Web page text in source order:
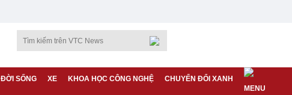
ĐỜI SỐNG XE KHOA HỌC CÔNG NGHỆ CHUYỂN ĐỔI XANH